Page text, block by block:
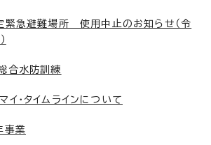
緊急避難場所 使用中止のお知らせ（令
合水防訓練
イ・タイムラインについて
事業